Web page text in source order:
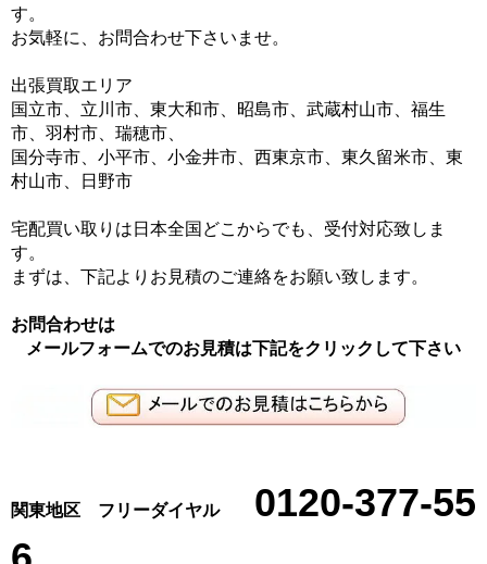
す。
お気軽に、お問合わせ下さいませ。
出張買取エリア
国立市、立川市、東大和市、昭島市、武蔵村山市、福生
市、羽村市、瑞穂市、
国分寺市、小平市、小金井市、西東京市、東久留米市、東
村山市、日野市
宅配買い取りは日本全国どこからでも、受付対応致しま
す。
まずは、下記よりお見積のご連絡をお願い致します。
お問合わせは
メールフォームでのお見積は下記をクリックして下さい
関東地区 フリーダイヤル 0120-377-55